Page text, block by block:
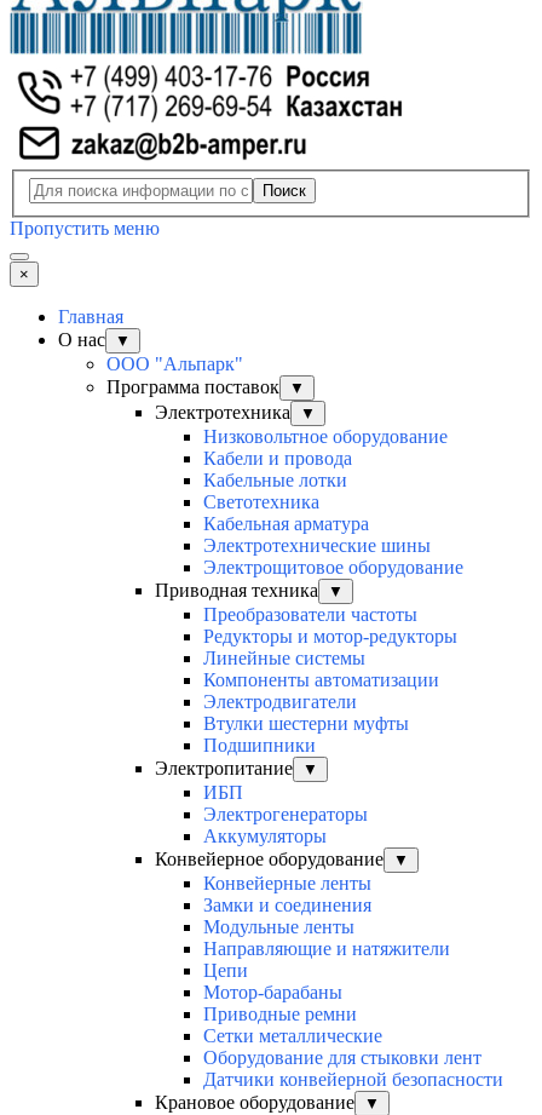
Поиск
Пропустить меню
×
Главная
О нас
▼
ООО "Альпарк"
Программа поставок
▼
Электротехника ▼
Низковольтное оборудование
Кабели и провода
Кабельные лотки
Светотехника
Кабельная арматура
Электротехнические шины
Электрощитовое оборудование
Приводная техника
▼
Преобразователи частоты
Редукторы и мотор-редукторы
Линейные системы
Компоненты автоматизации
Электродвигатели
Втулки шестерни муфты
Подшипники
Электропитание
▼
ИБП
Электрогенераторы
Аккумуляторы
Конвейерное оборудование
▼
Конвейерные ленты
Замки и соединения
Модульные ленты
Направляющие и натяжители
Цепи
Мотор-барабаны
Приводные ремни
Сетки металлические
Оборудование для стыковки лент
Датчики конвейерной безопасности
Крановое оборудование
▼